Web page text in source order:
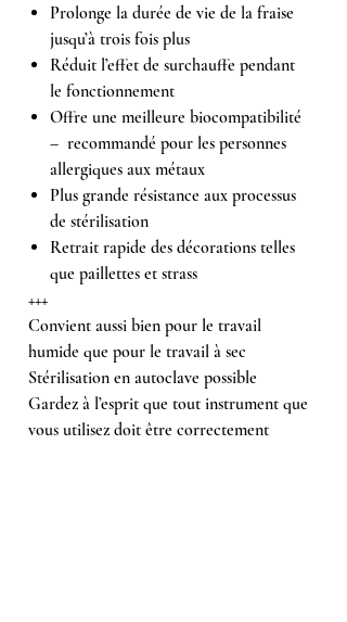
Prolonge la durée de vie de la fraise
jusqu’à trois fois plus
Réduit l’effet de surchauffe pendant
le fonctionnement
Offre une meilleure biocompatibilité
– recommandé pour les personnes
allergiques aux métaux
Plus grande résistance aux processus
de stérilisation
Retrait rapide des décorations telles
que paillettes et strass
+++
Convient aussi bien pour le travail
humide que pour le travail à sec
Stérilisation en autoclave possible
Gardez à l’esprit que tout instrument que
vous utilisez doit être correctement